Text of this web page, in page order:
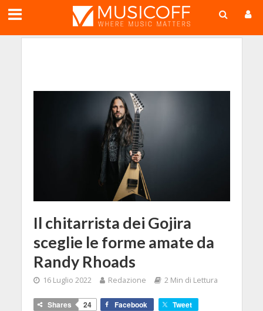
Il chitarrista dei Gojira
sceglie le forme amate da
Randy Rhoads
16 Luglio 2022 Redazione 2 Min di Lettura
Shares 24 Facebook Tweet